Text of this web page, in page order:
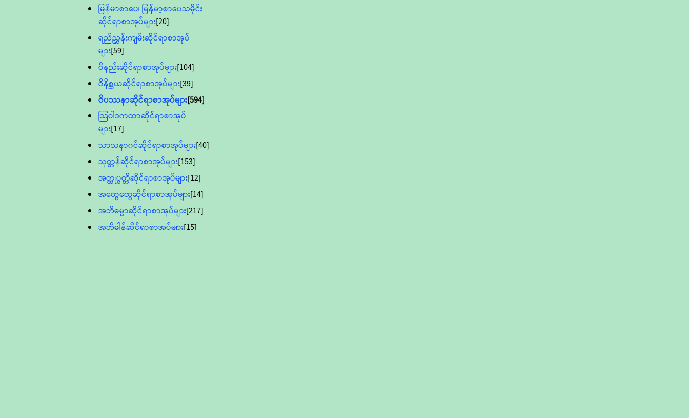
မြန်မာစာပေ၊ မြန်မာ့စာပေသမိုင်း
ဆိုင်ရာစာအုပ်များ[20]
ရည်ညွှန်းကျမ်းဆိုင်ရာစာအုပ်
များ[59]
ဝိနည်းဆိုင်ရာစာအုပ်များ[104]
ဝိနိစ္ဆယဆိုင်ရာစာအုပ်များ[39]
ဝိပဿနာဆိုင်ရာစာအုပ်များ[594]
သြဝါဒကထာဆိုင်ရာစာအုပ်
များ[17]
သာသနာ၀င်ဆိုင်ရာစာအုပ်များ[40]
သုတ္တန်ဆိုင်ရာစာအုပ်များ[153]
အတ္ထုပ္ပတ္တိဆိုင်ရာစာအုပ်များ[12]
အထွေထွေဆိုင်ရာစာအုပ်များ[14]
အဘိဓမ္မာဆိုင်ရာစာအုပ်များ[217]
အဘိဓါန်ဆိုင်ရာစာအုပ်များ[15]